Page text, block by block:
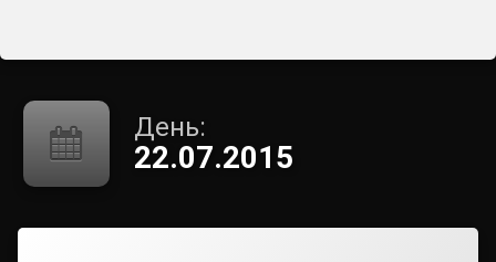
День:
22.07.2015